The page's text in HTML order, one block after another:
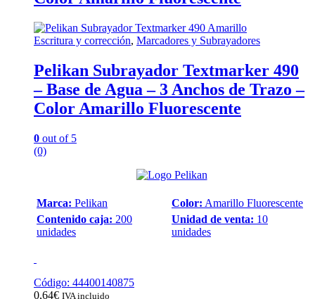
Escritura y corrección, Marcadores y Subrayadores
Pelikan Subrayador Textmarker 490
– Base de Agua – 3 Anchos de Trazo –
Color Amarillo Fluorescente
0 out of 5
(0)
Marca: Pelikan Color: Amarillo Fluorescente
Contenido caja: 200
unidades
Unidad de venta: 10
unidades
Código: 44400140875
0,64€ IVA incluido